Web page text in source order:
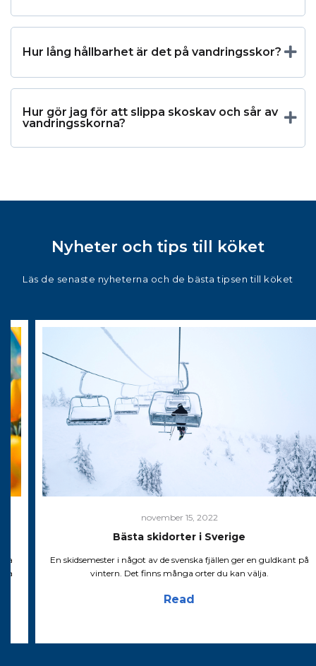
Hur lång hållbarhet är det på vandringsskor?
Hur gör jag för att slippa skoskav och sår av
vandringsskorna?
Nyheter och tips till köket
Läs de senaste nyheterna och de bästa tipsen till köket
november 15, 2022
Bästa skidorter i Sverige
En skidsemester i något av de svenska fjällen ger en guldkant på
vintern. Det finns många orter du kan välja.
Read